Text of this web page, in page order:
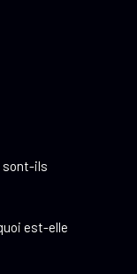
sont-ils
est-elle